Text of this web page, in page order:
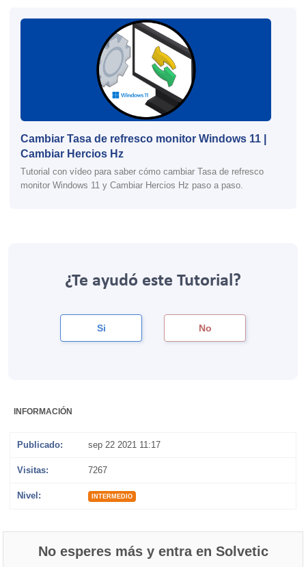
Cambiar Tasa de refresco monitor Windows 11 |
Cambiar Hercios Hz
Tutorial con vídeo para saber cómo cambiar Tasa de refresco
monitor Windows 11 y Cambiar Hercios Hz paso a paso.
¿Te ayudó este Tutorial?
Si No
INFORMACIÓN
Publicado: sep 22 2021 11:17
Visitas: 7267
Nivel: INTERMEDIO
No esperes más y entra en Solvetic